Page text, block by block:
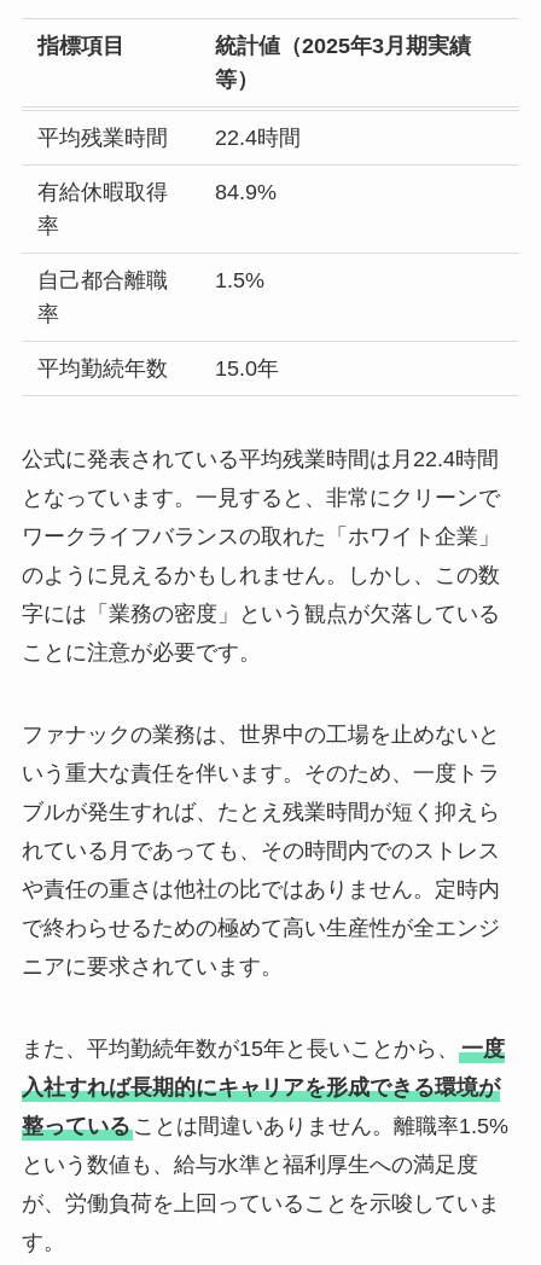
指標項目
統計値（2025年3月期実績
等）
平均残業時間 22.4時間
有給休暇取得
率
84.9%
自己都合離職
率
1.5%
平均勤続年数 15.0年
公式に発表されている平均残業時間は月22.4時間
となっています。一見すると、非常にクリーンで
ワークライフバランスの取れた「ホワイト企業」
のように見えるかもしれません。しかし、この数
字には「業務の密度」という観点が欠落している
ことに注意が必要です。
ファナックの業務は、世界中の工場を止めないと
いう重大な責任を伴います。そのため、一度トラ
ブルが発生すれば、たとえ残業時間が短く抑えら
れている月であっても、その時間内でのストレス
や責任の重さは他社の比ではありません。定時内
で終わらせるための極めて高い生産性が全エンジ
ニアに要求されています。
また、平均勤続年数が15年と長いことから、 一度
入社すれば長期的にキャリアを形成できる環境が
整っていることは間違いありません。離職率1.5%
という数値も、給与水準と福利厚生への満足度
が、労働負荷を上回っていることを示唆していま
す。